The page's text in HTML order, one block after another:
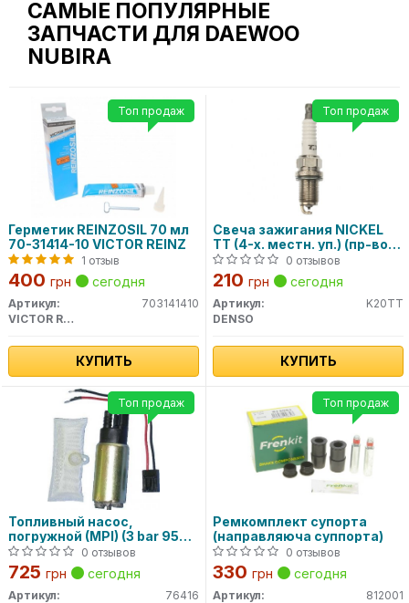
САМЫЕ ПОПУЛЯРНЫЕ
ЗАПЧАСТИ ДЛЯ DAEWOO
NUBIRA
Герметик REINZOSIL 70 мл
70-31414-10 VICTOR REINZ
1 отзыв
400 грн сегодня
Артикул:
703141410
VICTOR REINZ
КУПИТЬ
Топ продаж
Свеча зажигания NICKEL
TT (4-х. местн. уп.) (пр-во
DENSO)
0 отзывов
210 грн сегодня
Артикул:
K20TT
DENSO
КУПИТЬ
Топ продаж
Топливный насос,
погружной (MPI) (3 bar 95
l/h) 76416 MEAT&DORIA
0 отзывов
725 грн сегодня
Артикул:
76416
Топ продаж
Ремкомплект супорта
(направляюча суппорта)
0 отзывов
330 грн сегодня
Артикул:
812001
Топ продаж